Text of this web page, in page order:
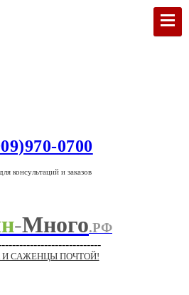
0700
консультаций и заказов
-Много.РФ
САЖЕНЦЫ ПОЧТОЙ!